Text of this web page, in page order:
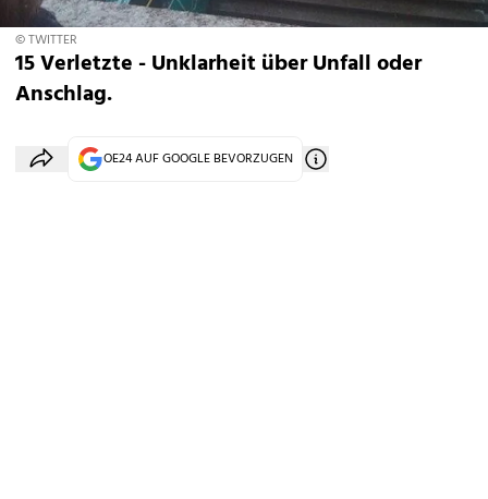
© TWITTER
15 Verletzte - Unklarheit über Unfall oder
Anschlag.
OE24 AUF GOOGLE BEVORZUGEN